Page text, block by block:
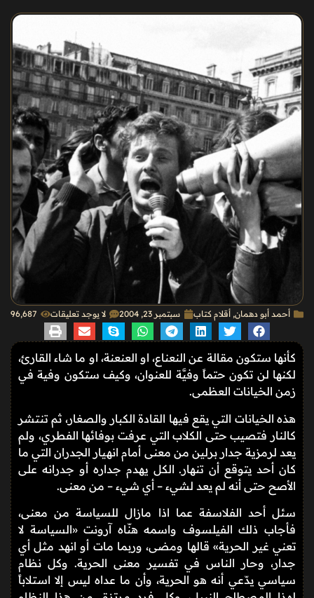
أحمد أبو دهمان, أقلام كتاب سبتمبر 23, 2004 لا يوجد تعليقات 96٬687
كأنها ستكون مقالة عن النعناع، او العنعنة، او ما شاء القارئ،
لكنها لن تكون حتماً وفيَّة للعنوان، وكيف ستكون وفية في
زمن الخيانات العظمى.
هذه الخيانات التي يقع فيها القادة الكبار والصغار، ثم تنتشر
كالنار فتصيب حتى الكلاب التي عرفت بوفائها الفطري، ولم
يعد لرمزية جدار برلين من معنى أمام انهيار الجدران التي ما
كان أحد يتوقع أن تنهار. الكل يهدم جداره أو جدرانه على
الأصح حتى أنه لم يعد لشيء – أي شيء – من معنى.
سئل أحد الفلاسفة عما اذا مازال للسياسة من معنى،
فأجاب ذلك الفيلسوف واسمه هنّاه آرونت «السياسة لا
تعني غير الحرية» قالها ومضى، وربما مات أو انهد مثل أي
جدار، وحار الناس في تفسير معنى الحرية. وكل نظام
سياسي يدّعي أنه هو الحرية، وأن ما عداه ليس إلا استلاباً